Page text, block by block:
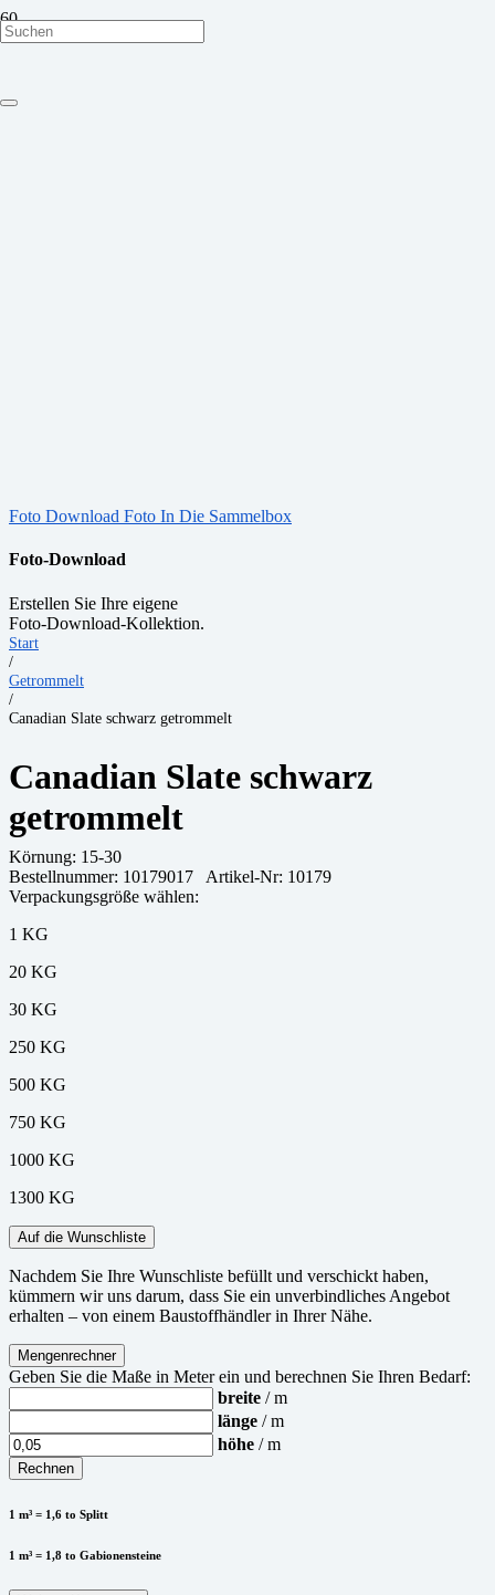
Foto Download Foto In Die Sammelbox
Foto-Download
Erstellen Sie Ihre eigene
Foto-Download-Kollektion.
Start
/
Getrommelt
/
Canadian Slate schwarz getrommelt
Canadian Slate schwarz
getrommelt
Körnung: 15-30
Bestellnummer: 10179017
Artikel-Nr: 10179
Verpackungsgröße wählen:
1 KG
20 KG
30 KG
250 KG
500 KG
750 KG
1000 KG
1300 KG
Auf die Wunschliste
Nachdem Sie Ihre Wunschliste befüllt und verschickt haben,
kümmern wir uns darum, dass Sie ein unverbindliches Angebot
erhalten – von einem Baustoffhändler in Ihrer Nähe.
Mengenrechner
Geben Sie die Maße in Meter ein und berechnen Sie Ihren Bedarf:
breite / m
länge / m
höhe / m
Rechnen
1 m³ = 1,6 to Splitt
1 m³ = 1,8 to Gabionensteine